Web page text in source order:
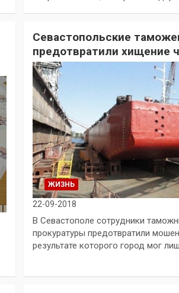
Севастопольские
предотвратили хищение
ЖИЗНЬ
22-09-2018
В Севастополе сотрудники
прокуратуры предотвратили
результате которого город мог